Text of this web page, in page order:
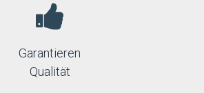
Garantieren
Qualität